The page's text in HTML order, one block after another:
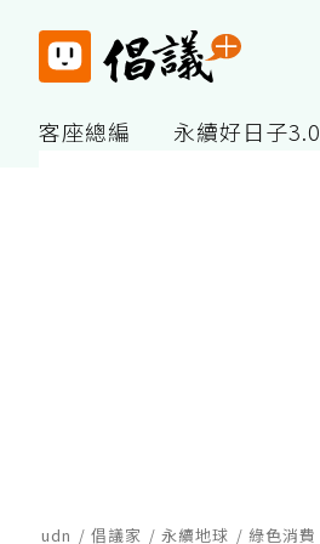
客座總編 永續好日子3.0
udn 倡議家 永續地球 綠色消費